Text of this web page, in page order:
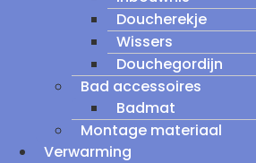
Doucherekje
Wissers
Douchegordijn
Bad accessoires
Badmat
Montage materiaal
Verwarming